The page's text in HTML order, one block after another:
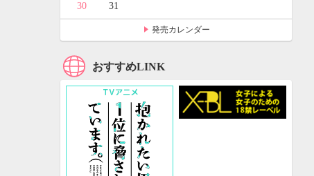
30
31
発売カレンダー
おすすめLINK